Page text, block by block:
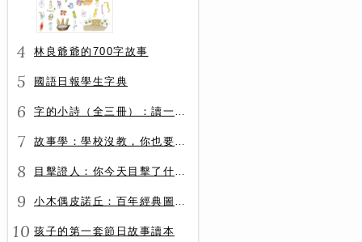
4 林良爺爺的700字故事
5 國語日報學生字典
6 字的小詩（全三冊）：讀一首詩，交一個字朋友（字字小宇宙+字字看心情+字字有意思）
7 故事學：學校沒教，你也要會的表達力
8 目擊證人：你今天目擊了什麼？
9 小木偶皮諾丘：百年經典圖文全譯版
10 孩子的第一套節日故事讀本